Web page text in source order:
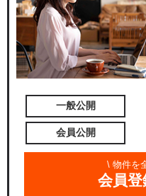
一般公開
会員公開
\ 物件を
会員